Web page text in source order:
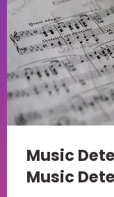
Music
Music